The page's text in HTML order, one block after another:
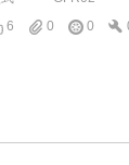
6
0 0